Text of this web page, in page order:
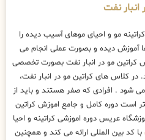
نفت
مو و احیای موهای آسیب دیده را
آموزش دیده و بصورت عملی انجام می
کراتین مو در انبار نفت بصورت تخصصی
کلاس های کراتین مو در انبار نفت،
می شود . افرادی که صفر هستند و باید از
است دوره کامل و جامع اموزش کراتین
عریس دوره اموزشی کراتینه و احیا
با کد بین المللی ارائه می کند و همچنین